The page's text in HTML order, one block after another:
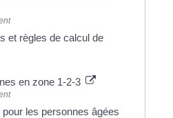
et règles de calcul de
en zone 1-2-3
les personnes âgées